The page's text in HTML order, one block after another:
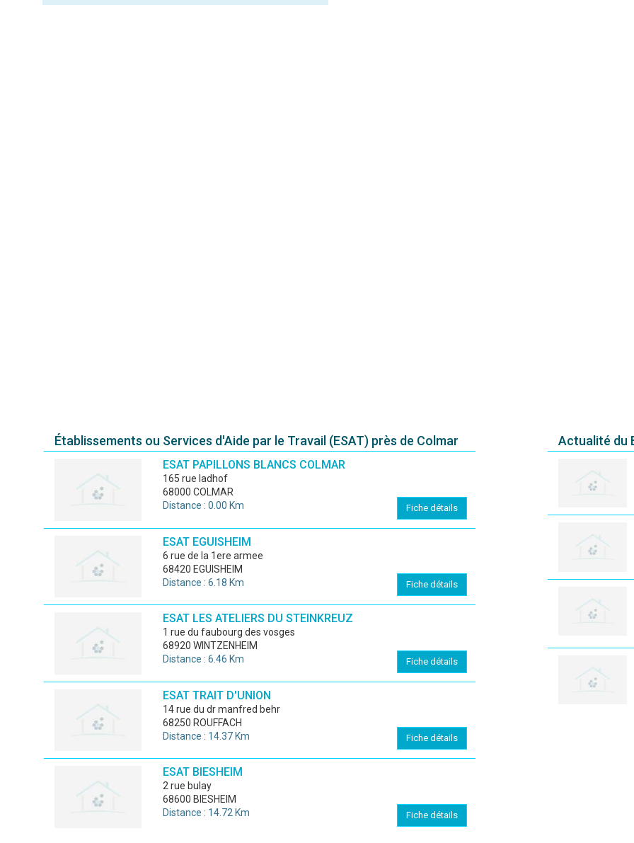
Établissements ou Services d'Aide par le Travail (ESAT) près de Colmar
ESAT PAPILLONS BLANCS COLMAR
165 rue ladhof
68000 COLMAR
Distance : 0.00 Km
Fiche détails
ESAT EGUISHEIM
6 rue de la 1ere armee
68420 EGUISHEIM
Distance : 6.18 Km
Fiche détails
ESAT LES ATELIERS DU STEINKREUZ
1 rue du faubourg des vosges
68920 WINTZENHEIM
Distance : 6.46 Km
Fiche détails
ESAT TRAIT D'UNION
14 rue du dr manfred behr
68250 ROUFFACH
Distance : 14.37 Km
Fiche détails
ESAT BIESHEIM
2 rue bulay
68600 BIESHEIM
Distance : 14.72 Km
Fiche détails
Actualité du